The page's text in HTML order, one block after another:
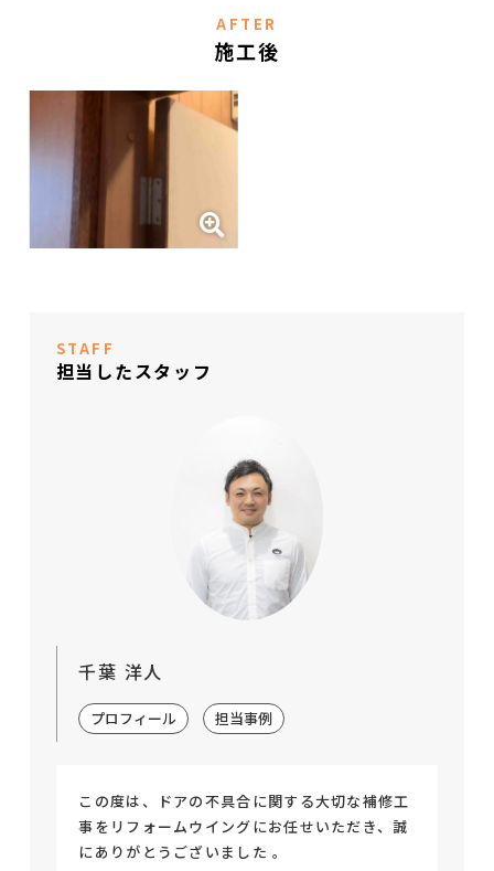
AFTER
施工後
STAFF
担当したスタッフ
千葉 洋人
プロフィール 担当事例
この度は、ドアの不具合に関する大切な補修工
事をリフォームウイングにお任せいただき、誠
にありがとうございました 。